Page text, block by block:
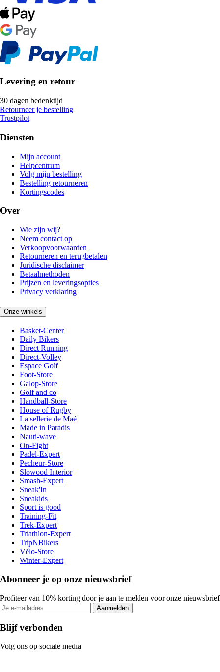
Levering en retour
30 dagen bedenktijd
Retourneer je bestelling
Trustpilot
Diensten
Mijn account
Helpcentrum
Volg mijn bestelling
Bestelling retourneren
Kortingscodes
Over
Wie zijn wij?
Neem contact op
Verkoopvoorwaarden
Retourneren en terugbetalen
Juridische disclaimer
Betaalmethoden
Prijzen en leveringsopties
Privacy verklaring
Onze winkels
Basket-Center
Daily Bikers
Direct Running
Direct-Volley
Espace Golf
Foot-Store
Galop-Store
Golf and co
Handball-Store
House of Rugby
La sellerie de Maé
Made in Paradis
Nauti-wave
On-Fight
Padel-Expert
Pecheur-Store
Slowood Interior
Smash-Expert
Sneak'In
Sneakids
Sport is good
Training-Fit
Trek-Expert
Triathlon-Expert
TripNBikers
Vélo-Store
Winter-Expert
Abonneer je op onze nieuwsbrief
Profiteer van 10% korting door je aan te melden voor onze nieuwsbrief
Aanmelden
Blijf verbonden
Volg ons op sociale media